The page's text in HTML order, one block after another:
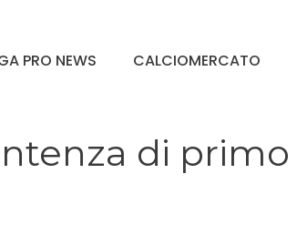
PRO NEWS CALCIOMERCATO
di primo